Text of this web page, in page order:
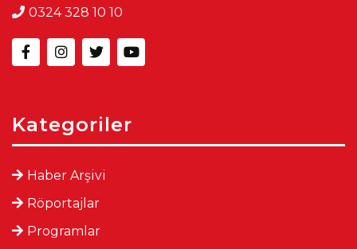
0324 328 10 10
Kategoriler
Haber Arşivi
Röportajlar
Programlar